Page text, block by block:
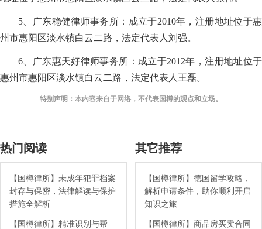
5、广东稳健律师事务所：成立于2010年，注册地址位于惠
州市惠阳区淡水镇白云二路，法定代表人刘强。
6、广东惠天好律师事务所：成立于2012年，注册地址位于
惠州市惠阳区淡水镇白云二路，法定代表人王磊。
特别声明：本内容来自于网络，不代表国樽的观点和立场。
热门阅读
【国樽律所】未成年犯罪档案
封存与保密，法律解读与保护
措施全解析
【国樽律所】精准识别与帮
其它推荐
【国樽律所】德国留学攻略，
解析申请条件，助你顺利开启
知识之旅
【国樽律所】商品房买卖合同